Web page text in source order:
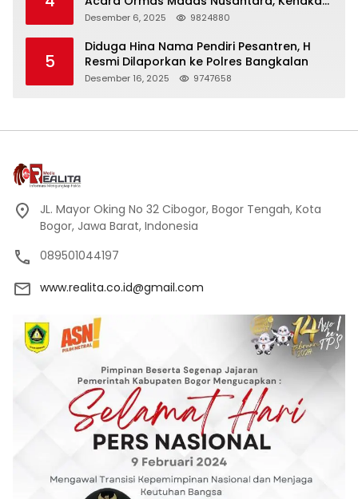
Peci Hitam Tinggi sebagai Simbol
Desember 6, 2025 9824880
5
Diduga Hina Nama Pendiri Pesantren, H
Resmi Dilaporkan ke Polres Bangkalan
Desember 16, 2025 9747658
JL. Mayor Oking No 32 Cibogor, Bogor Tengah, Kota
Bogor, Jawa Barat, Indonesia
089501044197
www.realita.co.id@gmail.com